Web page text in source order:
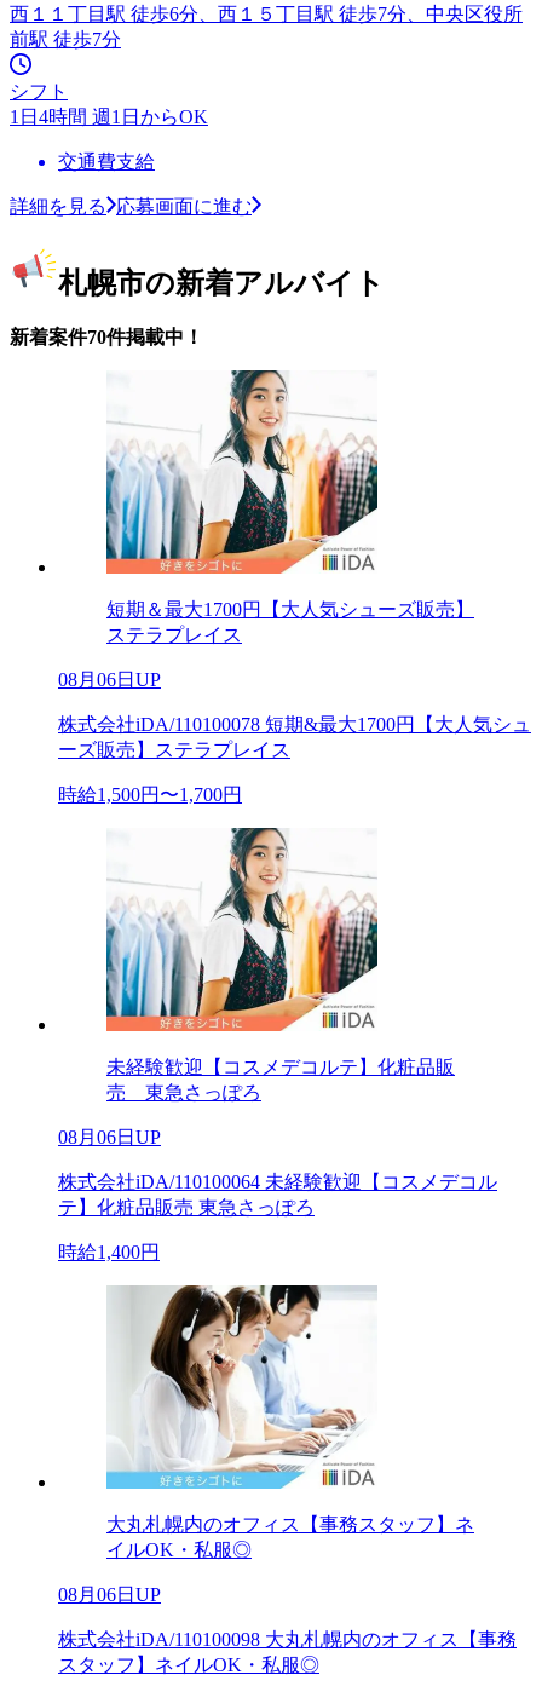
西１１丁目駅 徒歩6分、西１５丁目駅 徒歩7分、中央区役所
前駅 徒歩7分
シフト
1日4時間 週1日からOK
交通費支給
詳細を見る 応募画面に進む
札幌市の新着アルバイト
新着案件70件掲載中！
短期＆最大1700円【大人気シューズ販売】
ステラプレイス
08月06日UP
株式会社iDA/110100078 短期&最大1700円【大人気シュ
ーズ販売】ステラプレイス
時給1,500円〜1,700円
未経験歓迎【コスメデコルテ】化粧品販
売 東急さっぽろ
08月06日UP
株式会社iDA/110100064 未経験歓迎【コスメデコル
テ】化粧品販売 東急さっぽろ
時給1,400円
大丸札幌内のオフィス【事務スタッフ】ネ
イルOK・私服◎
08月06日UP
株式会社iDA/110100098 大丸札幌内のオフィス【事務
スタッフ】ネイルOK・私服◎